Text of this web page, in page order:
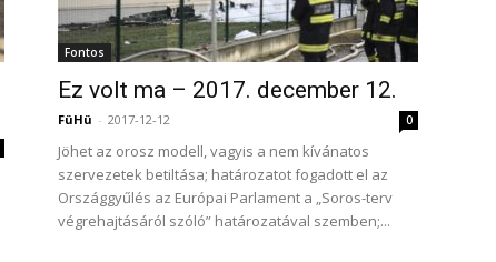
Fontos
Ez volt ma – 2017. december 12.
FüHü - 2017-12-12 0
Jöhet az orosz modell, vagyis a nem kívánatos
szervezetek betiltása; határozatot fogadott el az
Országgyűlés az Európai Parlament a „Soros-terv
végrehajtásáról szóló” határozatával szemben;...